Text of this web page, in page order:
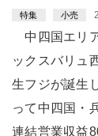
特集 小売
中四国エリ
ックスバリュ
生フジが誕生
って中四国・
連結営業収益